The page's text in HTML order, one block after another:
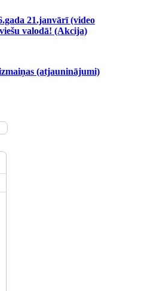
21.janvārī (video
valodā! (Akcija)
(atjauninājumi)